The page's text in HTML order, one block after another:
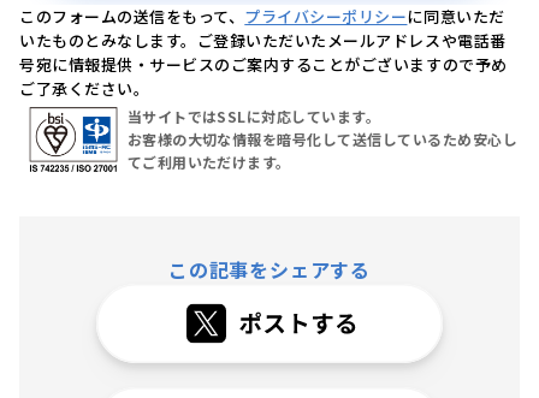
このフォームの送信をもって、 プライバシーポリシーに同意いただ
いたものとみなします。ご登録いただいたメールアドレスや電話番
号宛に情報提供・サービスのご案内することがございますので予め
ご了承ください。
当サイトではSSLに対応しています。
お客様の大切な情報を暗号化して送信しているため安心し
てご利用いただけます。
この記事をシェアする